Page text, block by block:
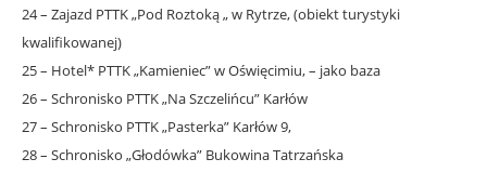
24 – Zajazd PTTK „Pod Roztoką „ w Rytrze, (obiekt turystyki
kwalifikowanej)
25 – Hotel* PTTK „Kamieniec” w Oświęcimiu, – jako baza
26 – Schronisko PTTK „Na Szczelińcu” Karłów
27 – Schronisko PTTK „Pasterka” Karłów 9,
28 – Schronisko „Głodówka” Bukowina Tatrzańska